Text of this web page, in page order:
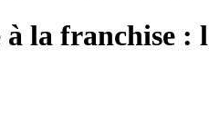
à la franchise